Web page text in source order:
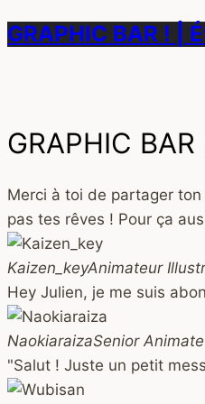
GRAPHIC BAR ! |
GRAPHIC
Merci à toi de partager ton
pas tes rêves ! Pour ça
Kaizen_keyAnimateur
Hey Julien, je me suis
NaokiaraizaSenior
"Salut ! Juste un petit